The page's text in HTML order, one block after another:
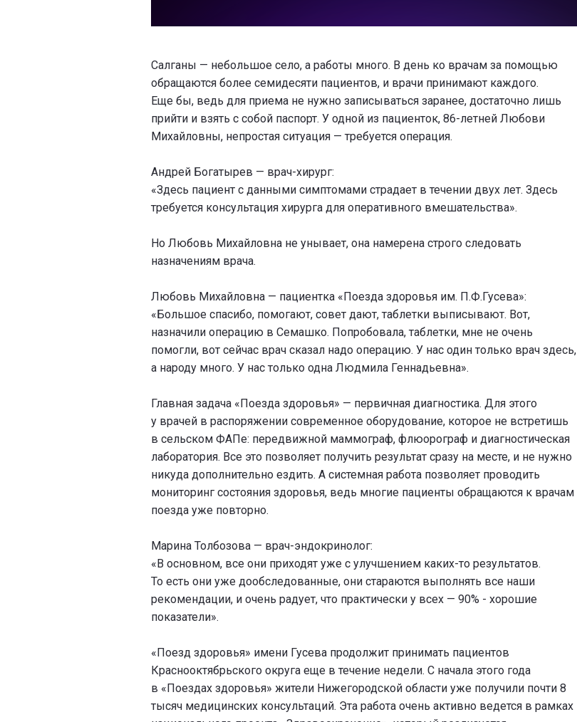
Салганы — небольшое село, а работы много. В день ко врачам за помощью
обращаются более семидесяти пациентов, и врачи принимают каждого.
Еще бы, ведь для приема не нужно записываться заранее, достаточно лишь
прийти и взять с собой паспорт. У одной из пациенток, 86-летней Любови
Михайловны, непростая ситуация — требуется операция.
Андрей Богатырев — врач-хирург:
«Здесь пациент с данными симптомами страдает в течении двух лет. Здесь
требуется консультация хирурга для оперативного вмешательства».
Но Любовь Михайловна не унывает, она намерена строго следовать
назначениям врача.
Любовь Михайловна — пациентка «Поезда здоровья им. П.Ф.Гусева»:
«Большое спасибо, помогают, совет дают, таблетки выписывают. Вот,
назначили операцию в Семашко. Попробовала, таблетки, мне не очень
помогли, вот сейчас врач сказал надо операцию. У нас один только врач здесь,
а народу много. У нас только одна Людмила Геннадьевна».
Главная задача «Поезда здоровья» — первичная диагностика. Для этого
у врачей в распоряжении современное оборудование, которое не встретишь
в сельском ФАПе: передвижной маммограф, флюорограф и диагностическая
лаборатория. Все это позволяет получить результат сразу на месте, и не нужно
никуда дополнительно ездить. А системная работа позволяет проводить
мониторинг состояния здоровья, ведь многие пациенты обращаются к врачам
поезда уже повторно.
Марина Толбозова — врач-эндокринолог:
«В основном, все они приходят уже с улучшением каких-то результатов.
То есть они уже дообследованные, они стараются выполнять все наши
рекомендации, и очень радует, что практически у всех — 90% - хорошие
показатели».
«Поезд здоровья» имени Гусева продолжит принимать пациентов
Краснооктябрьского округа еще в течение недели. С начала этого года
в «Поездах здоровья» жители Нижегородской области уже получили почти 8
тысяч медицинских консультаций. Эта работа очень активно ведется в рамках